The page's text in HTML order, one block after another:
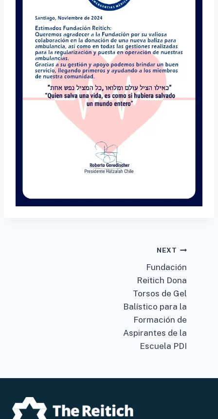
NEXT
Fundación
Reitich Dona
Torsos de Gel
Balístico para la
Formación de
Aspirantes de la
Escuela PDI